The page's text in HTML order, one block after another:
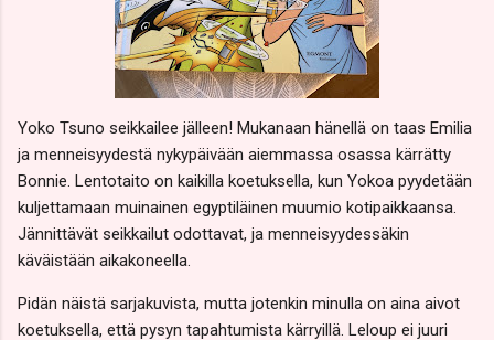
Yoko Tsuno seikkailee jälleen! Mukanaan hänellä on taas Emilia
ja menneisyydestä nykypäivään aiemmassa osassa kärrätty
Bonnie. Lentotaito on kaikilla koetuksella, kun Yokoa pyydetään
kuljettamaan muinainen egyptiläinen muumio kotipaikkaansa.
Jännittävät seikkailut odottavat, ja menneisyydessäkin
käväistään aikakoneella.
Pidän näistä sarjakuvista, mutta jotenkin minulla on aina aivot
koetuksella, että pysyn tapahtumista kärryillä. Leloup ei juuri